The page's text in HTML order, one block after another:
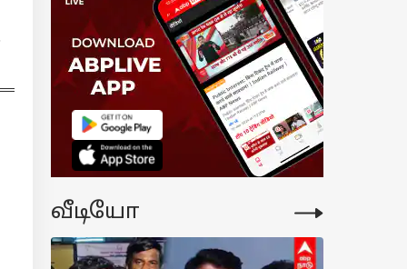
வீடியோ
Palan Today (02-
இன்றைய